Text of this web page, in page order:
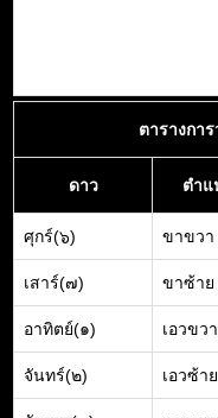
ตารางกา
ดาว ตำแ
ศุกร์(๖) ขาขวา
เสาร์(๗) ขาซ้าย
อาทิตย์(๑) เอวขวา
จันทร์(๒) เอวซ้าย